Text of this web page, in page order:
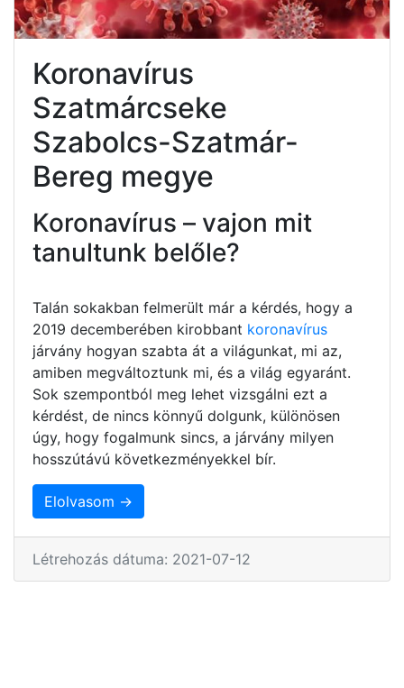
Koronavírus
Szatmárcseke
Szabolcs-Szatmár-
Bereg megye
Koronavírus – vajon mit
tanultunk belőle?
Talán sokakban felmerült már a kérdés, hogy a
2019 decemberében kirobbant koronavírus
járvány hogyan szabta át a világunkat, mi az,
amiben megváltoztunk mi, és a világ egyaránt.
Sok szempontból meg lehet vizsgálni ezt a
kérdést, de nincs könnyű dolgunk, különösen
úgy, hogy fogalmunk sincs, a járvány milyen
hosszútávú következményekkel bír.
Elolvasom →
Létrehozás dátuma: 2021-07-12